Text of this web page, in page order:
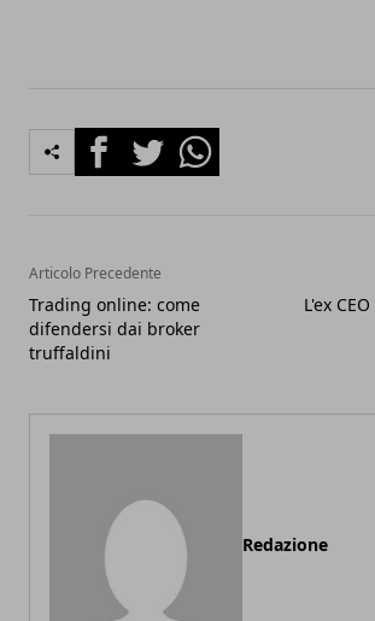
FacebookTwitterWhatsapp
Articolo Precedente
Trading online: come
difendersi dai broker
truffaldini
L'ex
Redazione